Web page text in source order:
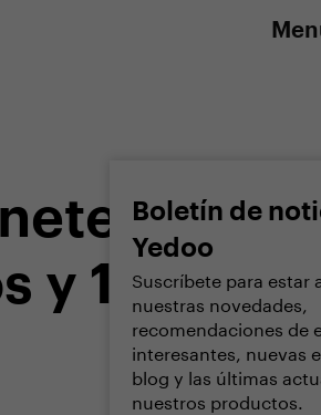
Boletín de
Yedoo
Suscríbete para estar
nuestras novedades,
recomendaciones de
interesantes, nuevas
blog y las últimas
nuestros productos.
ágil
y 125